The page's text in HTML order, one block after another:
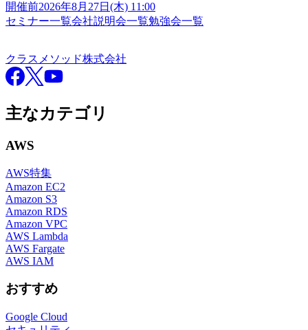
開催前2026年8月27日(木) 11:00
セミナー一覧会社説明会一覧勉強会一覧
クラスメソッド株式会社
Facebook
X YouTube
主なカテゴリ
AWS
AWS特集
Amazon EC2
Amazon S3
Amazon RDS
Amazon VPC
AWS Lambda
AWS Fargate
AWS IAM
おすすめ
Google Cloud